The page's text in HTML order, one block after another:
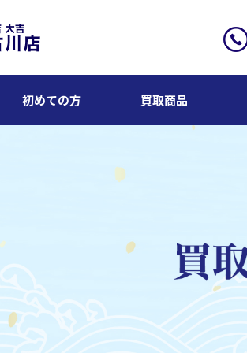
初めての方 買取商品